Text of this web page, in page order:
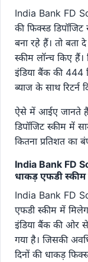
India Bank FD
की फिक्स्ड
बना रहे हैं। तो बता
स्कीम लॉन्च किए
इंडिया बैंक की 444
ब्याज के साथ रिटर्न
ऐसे में आईए जानते हैं
डिपॉजिट स्कीम में
कितना प्रतिशत का
India Bank FD
धाकड़ एफडी स्कीम
India Bank FD
एफडी स्कीम में
इंडिया बैंक की ओर
गया है। जिसकी
दिनों की धाकड़